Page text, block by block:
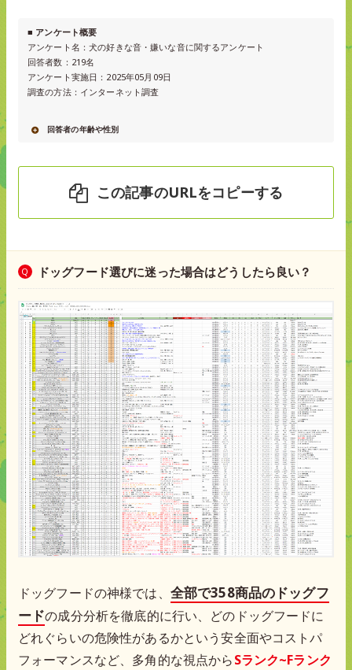
■ アンケート概要
アンケート名：犬の好きな音・嫌いな音に関するアンケート
回答者数：219名
アンケート実施日：2025年05月09日
調査の方法：インターネット調査
回答者の年齢や性別
この記事のURLをコピーする
ドッグフード選びに迷った場合はどうしたら良い？
ドッグフードの神様では、 全部で358商品のドッグフ
ードの成分分析を徹底的に行い、どのドッグフードに
どれぐらいの危険性があるかという安全面やコストパ
フォーマンスなど、多角的な視点からSランク~Fランク